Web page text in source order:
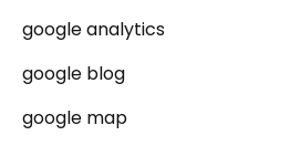
google analytics
google blog
google map